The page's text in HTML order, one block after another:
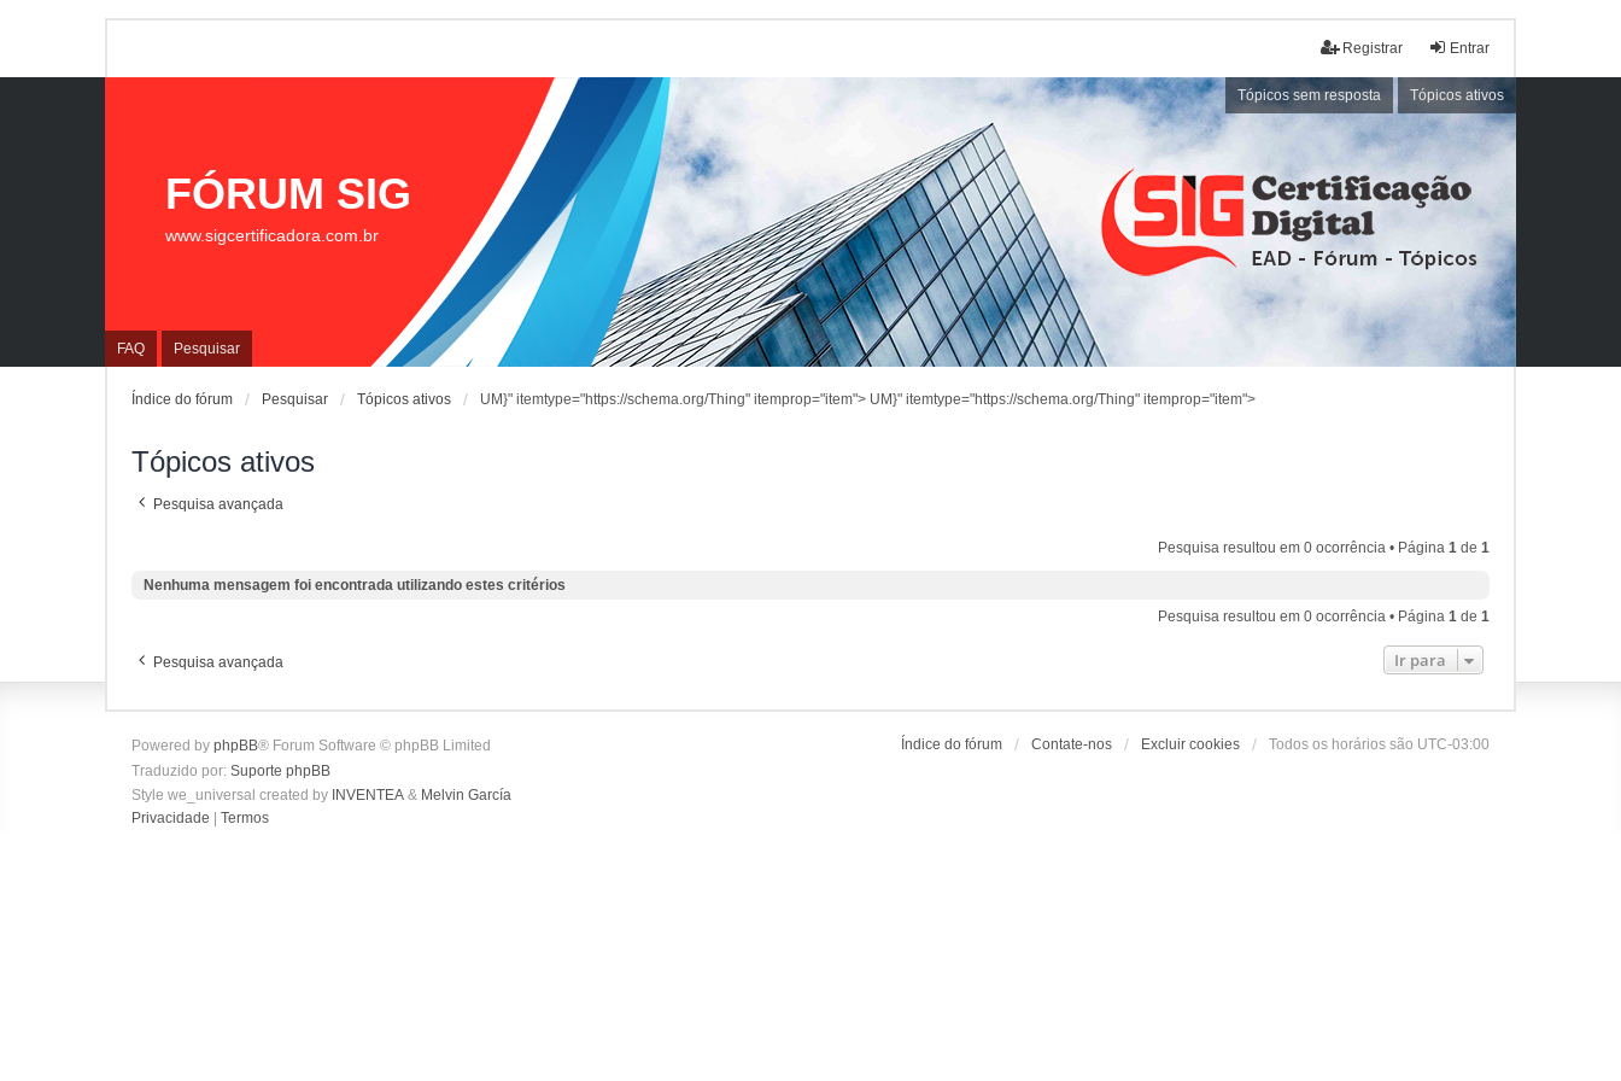
Entrar
Registrar
Tópicos sem resposta Tópicos ativos
FAQ Pesquisar
FÓRUM SIG
www.sigcertificadora.com.br
Índice do fórum Pesquisar UM}" itemtype="https://schema.org/Thing" itemprop="item">
Tópicos ativos UM}" itemtype="https://schema.org/Thing" itemprop="item">
Tópicos ativos
Pesquisa avançada
Pesquisa resultou em 0 ocorrência • Página 1 de 1
Nenhuma mensagem foi encontrada utilizando estes critérios
Pesquisa resultou em 0 ocorrência • Página 1 de 1
Pesquisa avançada Ir para
Índice do fórum Contate-nos Excluir cookies Todos os horários são UTC-03:00
Powered by phpBB® Forum Software © phpBB Limited
Traduzido por: Suporte phpBB
Style we_universal created by INVENTEA & Melvin García
Privacidade
Termos